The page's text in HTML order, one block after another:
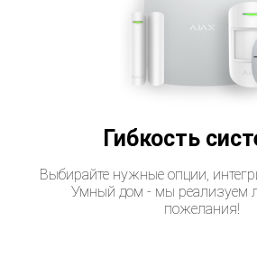
Гибкость
Выбирайте нужные опции,
Умный дом - мы реализуем
пожелания!